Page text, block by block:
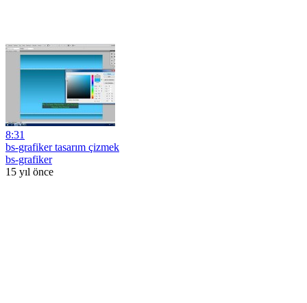
8:31
bs-grafiker tasarım çizmek
bs-grafiker
15 yıl önce